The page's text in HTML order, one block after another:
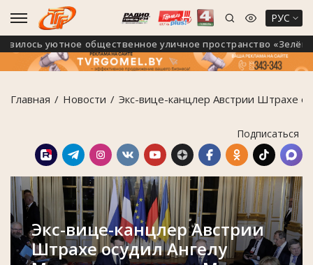
РУС
уютное общественное уличное пространство «Зелёный
Главная Новости Экс-вице-канцлер Австрии Штрахе
Подписаться
Экс-вице-канцлер Австрии
Штрахе осудил Ангелу